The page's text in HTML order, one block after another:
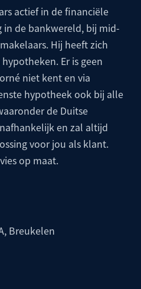
actief in de financiële
de bankwereld, bij mid-
Hij heeft zich
Er is geen
niet kent en via
hypotheek ook bij alle
de Duitse
en zal altijd
voor jou als klant.
op maat.
Breukelen